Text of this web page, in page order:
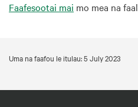
Faafesootai mai mo mea na
Uma na faafou le itulau: 5 July 2023